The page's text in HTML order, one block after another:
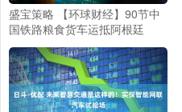
盛宝策略 【环球财经】90节中
国铁路粮食货车运抵阿根廷